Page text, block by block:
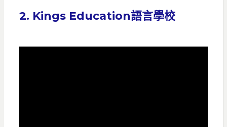
2. Kings Education語言學校